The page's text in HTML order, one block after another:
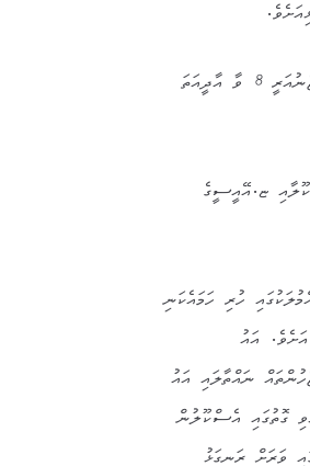
މިފެށޭ ދިރާސީ އަހަރުގެ ފުރަތަމަ ޓާމުގައި 104 ދުވަހު ކިޔވައިދޭއިރު ކިޔެވުން ފެށޭނީ ޖެނުއަރީ 8 ވާ އާދީއަތަ
ޏ.އޭއީސީގެ
ހުރި ހަމައެކަނި
ސެކަންޑަރީ ސްކޫލެވެ. އެސްކޫލުގައި ކިޔަވައިދެނީ ގްރޭޑް 8 ން ފެށިގެން ގްރޭޑް 12 އަށެވެ. އައު
ނައްތާލައި އައު
ގޮތުގައި އެސްކޫލުން
ވަރަށް ރަނގަޅު